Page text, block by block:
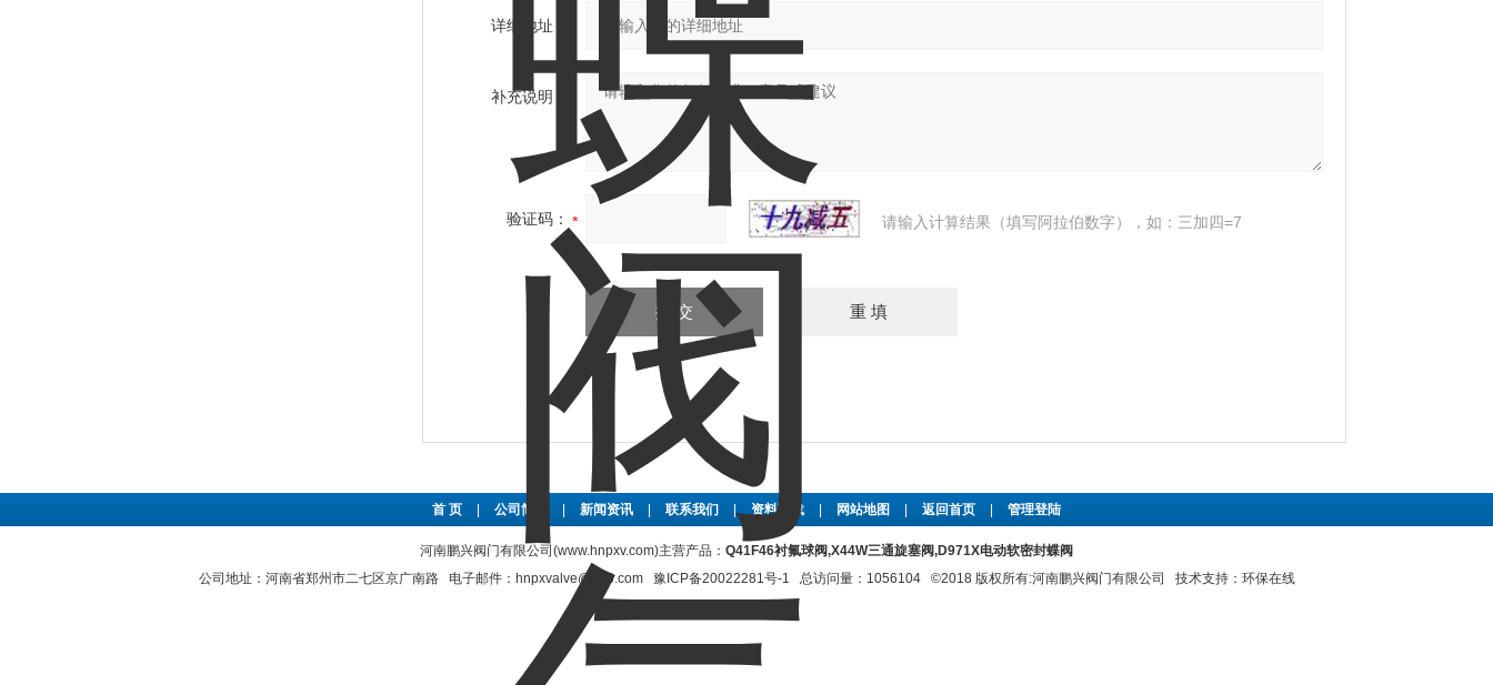
详细地址：
补充说明：
验证码： 请输入计算结果（填写阿拉伯数字），如：三加四=7
首 页 公司简介 新闻资讯 联系我们 | 资料下载 网站地图 返回首页 管理登陆
河南鹏兴阀门有限公司(www.hnpxv.com)主营产品： Q41F46衬氟球阀,X44W三通旋塞阀,D971X电动软密封蝶阀
公司地址：河南省郑州市二七区京广南路 电子邮件：hnpxvalve@126.com 豫ICP备20022281号-1 总访问量：1056104 ©2018 版权所有:河南鹏兴阀门有限公司 技术支持： 环保在线